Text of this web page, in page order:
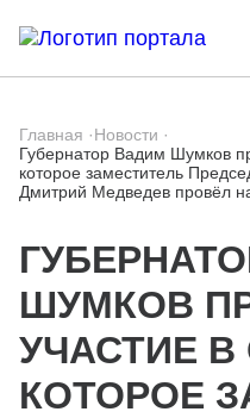
Главная ·Новости ·
Губернатор Вадим Шумков
которое заместитель
Дмитрий Медведев провёл
ШУМКОВ
УЧАСТИЕ
КОТОРОЕ